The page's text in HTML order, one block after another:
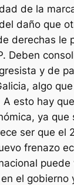
de la
daño que
derechas le
Deben
y de
algo
A esto hay
ya que
ser que el
frenazo
el gobierno